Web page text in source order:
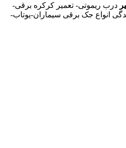
درب ریموتی- تعمیر کرکره برقی-
انواع جک برقی سیماران-یوتاب-